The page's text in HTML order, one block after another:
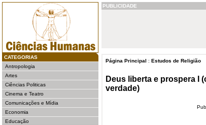
CATEGORIAS
Antropologia
Artes
Ciências Politicas
Cinema e Teatro
Comunicações e Mídia
Economia
Educação
PUBLICIDADE
Página Principal : Estudos de Religião
Deus liberta e prospera I
verdade)